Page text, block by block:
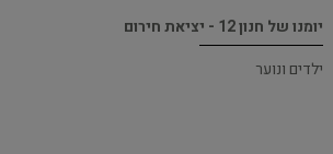
יומנו של חנון 12 - יציאת חירום
ילדים ונוער